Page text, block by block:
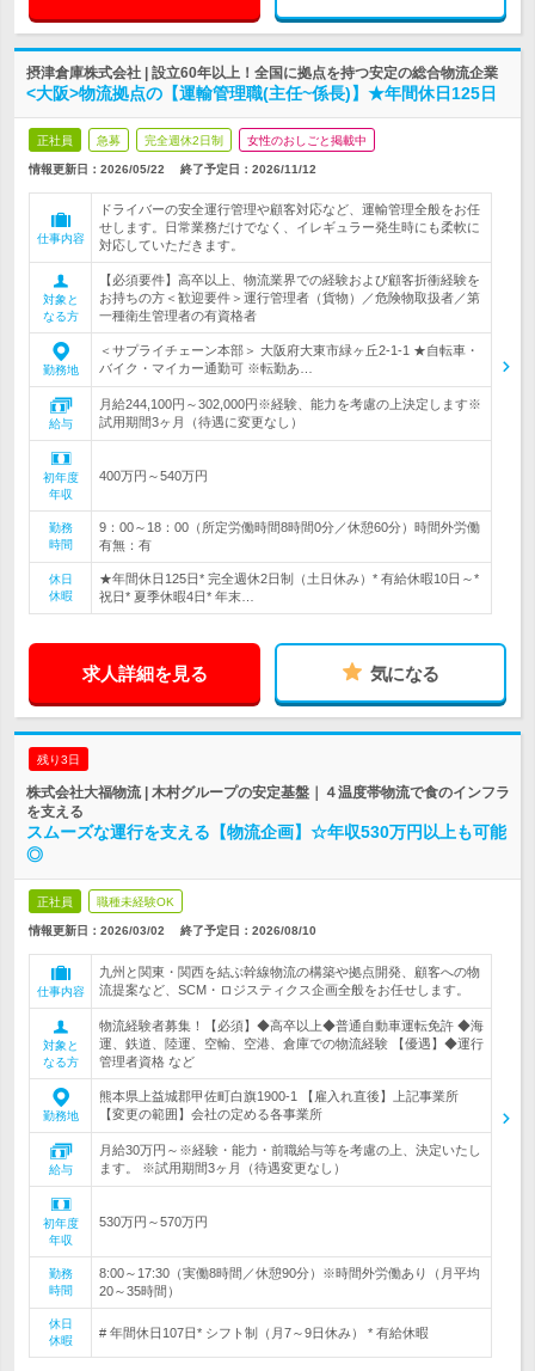
摂津倉庫株式会社 | 設立60年以上！全国に拠点を持つ安定の総合物流企業
<大阪>物流拠点の【運輸管理職(主任~係長)】★年間休日125日
正社員 急募 完全週休2日制 女性のおしごと掲載中
情報更新日：2026/05/22 終了予定日： 2026/11/12
仕事内容
ドライバーの安全運行管理や顧客対応など、運輸管理全般をお任
せします。日常業務だけでなく、イレギュラー発生時にも柔軟に
対応していただきます。
対象と
なる方
【必須要件】高卒以上、物流業界での経験および顧客折衝経験を
お持ちの方＜歓迎要件＞運行管理者（貨物）／危険物取扱者／第
一種衛生管理者の有資格者
勤務地
＜サプライチェーン本部＞ 大阪府大東市緑ヶ丘2-1-1 ★自転車・
バイク・マイカー通勤可 ※転勤あ…
給与
月給244,100円～302,000円※経験、能力を考慮の上決定します※
試用期間3ヶ月（待遇に変更なし）
初年度
年収
400万円～540万円
勤務
時間
9：00～18：00（所定労働時間8時間0分／休憩60分）時間外労働
有無：有
休日
休暇
★年間休日125日* 完全週休2日制（土日休み）* 有給休暇10日～*
祝日* 夏季休暇4日* 年末…
求人詳細を見る 気になる
残り3日
株式会社大福物流 | 木村グループの安定基盤｜４温度帯物流で食のインフラ
を支える
スムーズな運行を支える【物流企画】☆年収530万円以上も可能
◎
正社員 職種未経験OK
情報更新日：2026/03/02 終了予定日： 2026/08/10
仕事内容
九州と関東・関西を結ぶ幹線物流の構築や拠点開発、顧客への物
流提案など、SCM・ロジスティクス企画全般をお任せします。
対象と
なる方
物流経験者募集！【必須】◆高卒以上◆普通自動車運転免許 ◆海
運、鉄道、陸運、空輸、空港、倉庫での物流経験 【優遇】◆運行
管理者資格 など
勤務地
熊本県上益城郡甲佐町白旗1900-1 【雇入れ直後】上記事業所
【変更の範囲】会社の定める各事業所
給与
月給30万円～※経験・能力・前職給与等を考慮の上、決定いたし
ます。 ※試用期間3ヶ月（待遇変更なし）
初年度
年収
530万円～570万円
勤務
時間
8:00～17:30（実働8時間／休憩90分）※時間外労働あり（月平均
20～35時間）
休日
休暇
# 年間休日107日* シフト制（月7～9日休み） * 有給休暇